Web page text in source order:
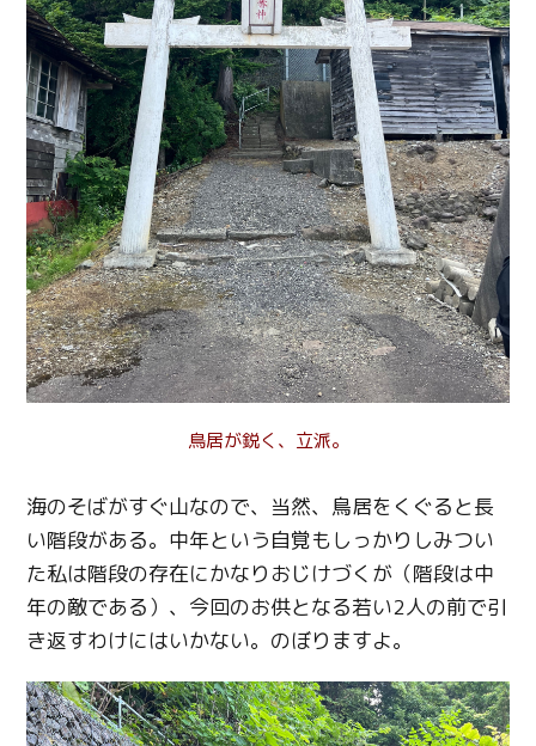
鳥居が鋭く、立派。
海のそばがすぐ山なので、当然、鳥居をくぐると長
い階段がある。中年という自覚もしっかりしみつい
た私は階段の存在にかなりおじけづくが（階段は中
年の敵である）、今回のお供となる若い2人の前で引
き返すわけにはいかない。のぼりますよ。